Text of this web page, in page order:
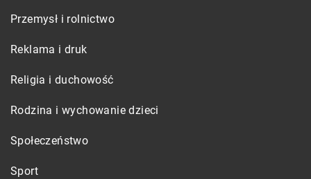
Przemysł i rolnictwo
Reklama i druk
Religia i duchowość
Rodzina i wychowanie dzieci
Społeczeństwo
Sport